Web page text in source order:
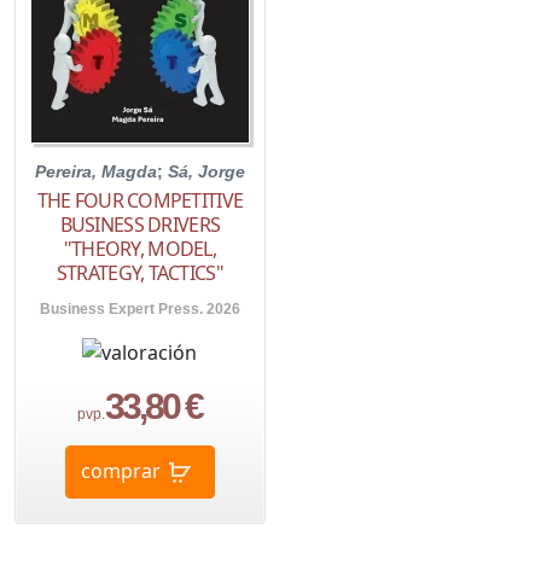
Pereira, Magda; Sá, Jorge
THE FOUR COMPETITIVE
BUSINESS DRIVERS
"THEORY, MODEL,
STRATEGY, TACTICS"
Business Expert Press. 2026
pvp.33,80 €
comprar